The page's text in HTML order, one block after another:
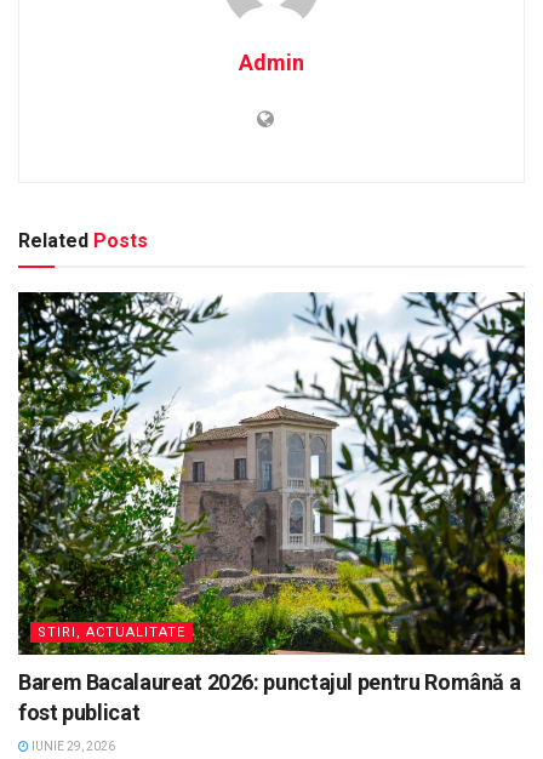
Admin
Related Posts
STIRI, ACTUALITATE
Barem Bacalaureat 2026: punctajul pentru Română a
fost publicat
IUNIE 29, 2026